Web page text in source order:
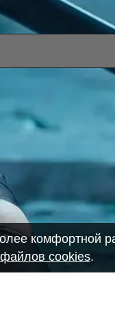
комфортной
cookies.